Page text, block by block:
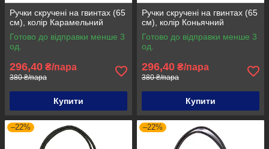
Ручки скручені на гвинтах (65
см), колір Карамельний
Готово до відправки менше 3
од.
296,40 ₴/пара
380 ₴/пара
Купити
Ручки скручені на гвинтах (65
см), колір Коньячний
Готово до відправки менше 3
од.
296,40 ₴/пара
380 ₴/пара
Купити
–22% –22%